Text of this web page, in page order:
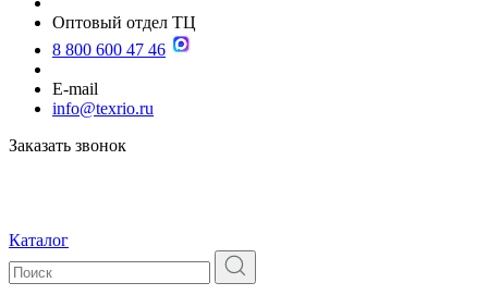
Оптовый отдел ТЦ
8 800 600 47 46
E-mail
info@texrio.ru
Заказать звонок
Каталог